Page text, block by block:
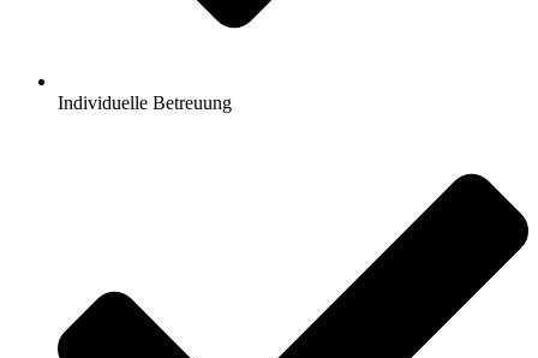
Individuelle Betreuung